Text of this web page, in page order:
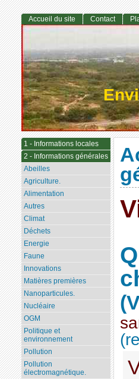
Accueil du site Contact
1 - Informations locales
2 - Informations générales
Abeilles
Agriculture.
Alimentation
Autres
Climat
Déchets
Energie
Faune
Innovations
Matières premières
Nanoparticules.
Nucléaire
OGM
Politique et
environnement
Pollution
Pollution
électromagnétique.